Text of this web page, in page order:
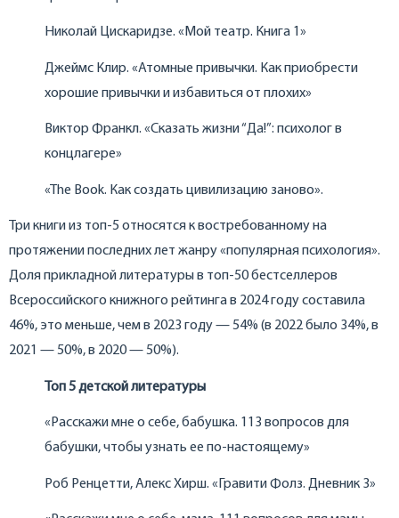
Николай Цискаридзе. «Мой театр. Книга 1»
Джеймс Клир. «Атомные привычки. Как приобрести
хорошие привычки и избавиться от плохих»
Виктор Франкл. «Сказать жизни “Да!”: психолог в
концлагере»
«The Book. Как создать цивилизацию заново».
Три книги из топ-5 относятся к востребованному на
протяжении последних лет жанру «популярная психология».
Доля прикладной литературы в топ-50 бестселлеров
Всероссийского книжного рейтинга в 2024 году составила
46%, это меньше, чем в 2023 году — 54% (в 2022 было 34%, в
2021 — 50%, в 2020 — 50%).
Топ 5 детской литературы
«Расскажи мне о себе, бабушка. 113 вопросов для
бабушки, чтобы узнать ее по-настоящему»
Роб Ренцетти, Алекс Хирш. «Гравити Фолз. Дневник 3»